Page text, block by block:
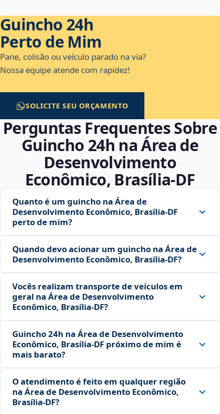
Guincho 24h
Perto de Mim
Pane, colisão ou veículo parado na via?
Nossa equipe atende com rapidez!
SOLICITE SEU ORÇAMENTO
Perguntas Frequentes Sobre
Guincho 24h na Área de
Desenvolvimento
Econômico, Brasília‑DF
Quanto é um guincho na Área de
Desenvolvimento Econômico, Brasília‑DF
perto de mim?
Quando devo acionar um guincho na Área de
Desenvolvimento Econômico, Brasília‑DF?
Vocês realizam transporte de veículos em
geral na Área de Desenvolvimento
Econômico, Brasília‑DF?
Guincho 24h na Área de Desenvolvimento
Econômico, Brasília‑DF próximo de mim é
mais barato?
O atendimento é feito em qualquer região
na Área de Desenvolvimento Econômico,
Brasília‑DF?